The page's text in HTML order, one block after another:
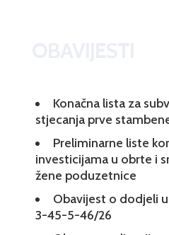
Konačna lista za
stjecanja prve
Preliminarne liste
investicijama u obrte i
žene poduzetnice
Obavijest o dodjeli
3-45-5-46/26